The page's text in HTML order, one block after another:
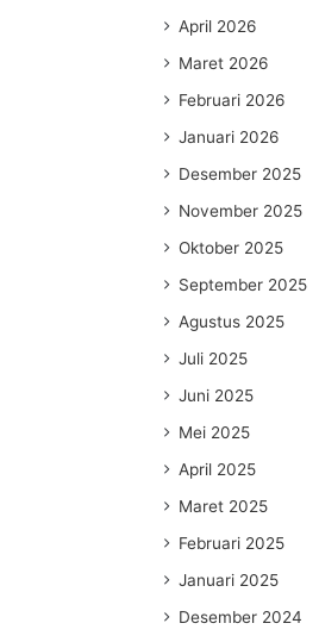
April 2026
Maret 2026
Februari 2026
Januari 2026
Desember 2025
November 2025
Oktober 2025
September 2025
Agustus 2025
Juli 2025
Juni 2025
Mei 2025
April 2025
Maret 2025
Februari 2025
Januari 2025
Desember 2024